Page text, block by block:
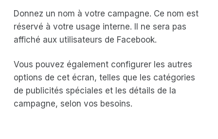
Donnez un nom à votre campagne. Ce nom est
réservé à votre usage interne. Il ne sera pas
affiché aux utilisateurs de Facebook.
Vous pouvez également configurer les autres
options de cet écran, telles que les catégories
de publicités spéciales et les détails de la
campagne, selon vos besoins.